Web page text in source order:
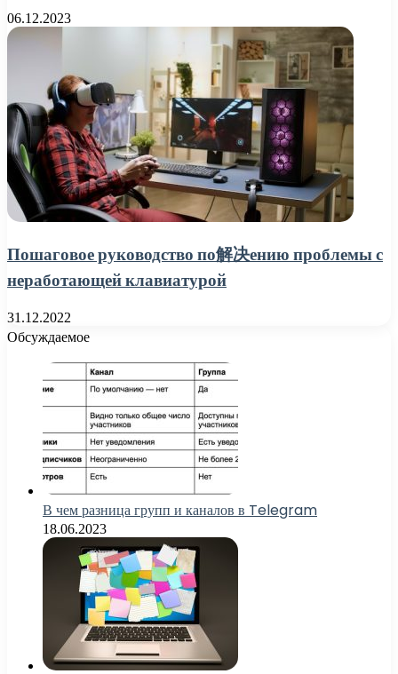
06.12.2023
Пошаговое руководство по解决ению проблемы с
неработающей клавиатурой
31.12.2022
Обсуждаемое
В чем разница групп и каналов в Telegram
18.06.2023